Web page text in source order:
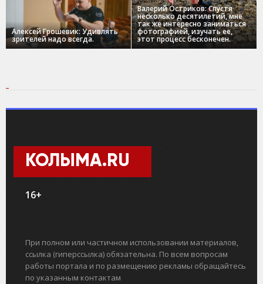
Алексей Грошевик: Удивлять
зрителей надо всегда.
Валерий Остриков: Спустя
несколько десятилетий, мне
так же интересно заниматься
фотографией, изучать ее,
этот процесс бесконечен.
КОЛЫМА.RU
16+
При полном или частичном использовании материалов,
ссылка (гиперссылка) обязательна. По всем вопросам
работы портала и по размещению рекламы обращайтесь
по указанным контактам